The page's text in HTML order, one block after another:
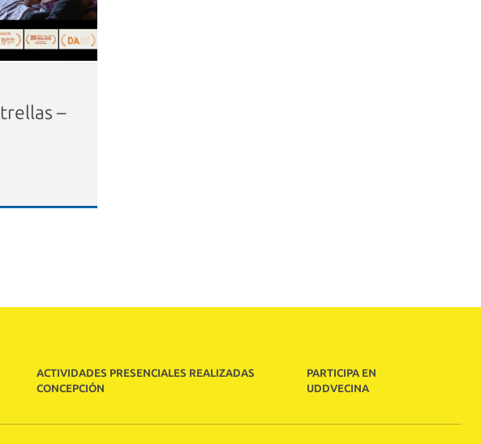
–
ACTIVIDADES PRESENCIALES REALIZADAS
CONCEPCIÓN
PARTICIPA EN
UDDVECINA